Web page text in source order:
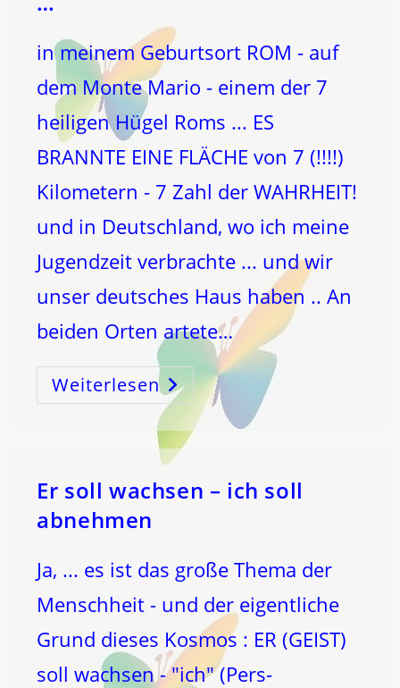
in meinem Geburtsort ROM - auf
dem Monte Mario - einem der 7
heiligen Hügel Roms ... ES
BRANNTE EINE FLÄCHE von 7 (!!!!)
Kilometern - 7 Zahl der WAHRHEIT!
und in Deutschland, wo ich meine
Jugendzeit verbrachte ... und wir
unser deutsches Haus haben .. An
beiden Orten artete…
Weiterlesen Fast
ZEITGLEICH
BRANNTE
Es
…
Er soll wachsen – ich soll
abnehmen
Ja, ... es ist das große Thema der
Menschheit - und der eigentliche
Grund dieses Kosmos : ER (GEIST)
soll wachsen - "ich" (Pers-